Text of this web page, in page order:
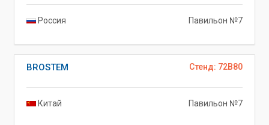
Россия Павильон №7
Стенд: 72B80
BROSTEM
Китай Павильон №7